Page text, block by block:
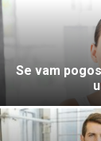
Se vam